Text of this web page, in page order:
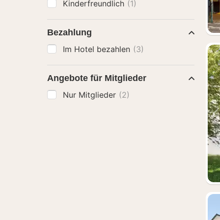
Kinderfreundlich (1)
Bezahlung
Im Hotel bezahlen (3)
Angebote für Mitglieder
Nur Mitglieder (2)